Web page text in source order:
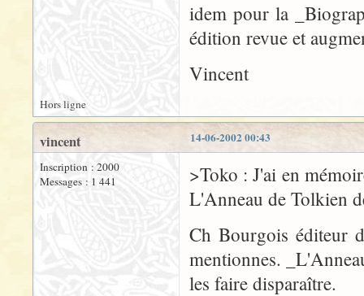
idem pour la
édition revue et
Vincent
Hors ligne
14-06-2002 00:43
vincent
Inscription : 2000
Messages : 1 441
>Toko : J'ai en
L'Anneau de Tolkien
Ch Bourgois éditeur
mentionnes.
les faire disparaître.